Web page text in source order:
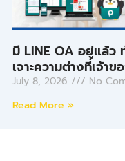
มี LINE OA อยู่แล้ว
เจาะความต่างที่เจ้า
July 8, 2026
No
Read More »